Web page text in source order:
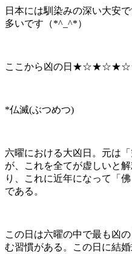
日本には馴染みの深い大安
多いです（*^_^*）
ここから凶の日
*仏滅(ぶつめつ)
六曜における大凶日。元は
が、これを全てが虚しいと
り、これに近年になって「
である。
この日は六曜の中で最も凶
む習慣がある。この日に結